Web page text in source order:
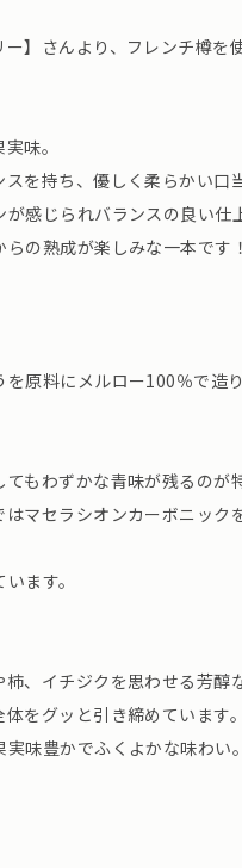
】さんより、フレンチ樽を
味。
を持ち、優しく柔らかい口
感じられバランスの良い仕
の熟成が楽しみな一本です！
原料にメルロー100％で造り
もわずかな青味が残るのが
マセラシオンカーボニック
ます。
柿、イチジクを思わせる芳醇
をグッと引き締めています。
味豊かでふくよかな味わい